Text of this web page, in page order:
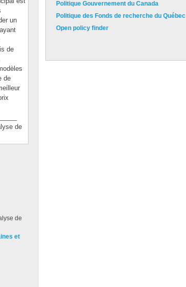
un
de
de
de
de
et
Politique Gouvernement du Canada
Politique des Fonds de recherche du Québec
Open policy finder